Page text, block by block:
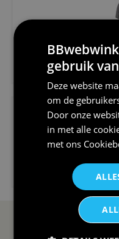
I love
gebruik
Deze website
om de
Door onze
in met alle
met ons